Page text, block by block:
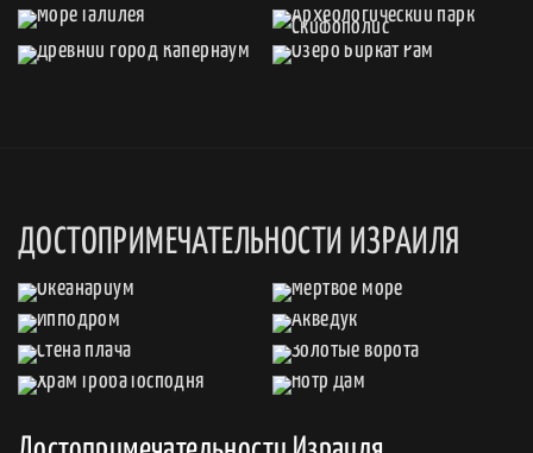
ДОСТОПРИМЕЧАТЕЛЬНОСТИ ИЗРАИЛЯ